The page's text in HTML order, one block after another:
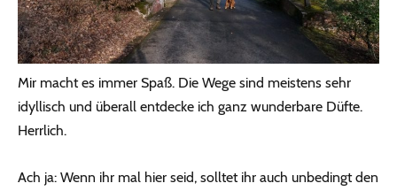
Mir macht es immer Spaß. Die Wege sind meistens sehr
idyllisch und überall entdecke ich ganz wunderbare Düfte.
Herrlich.
Ach ja: Wenn ihr mal hier seid, solltet ihr auch unbedingt den